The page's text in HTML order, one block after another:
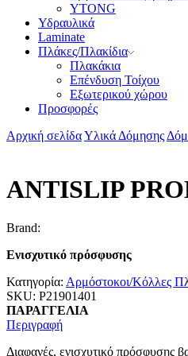
YTONG
Υδραυλικά
Laminate
Πλάκες/Πλακίδια
Πλακάκια
Επένδυση Τοίχου
Εξωτερικού χώρου
Προσφορές
Αρχική σελίδαΥλικά Δόμησης
ANTISLIP
Brand:
Ενισχυτικό πρόσφυσης
Κατηγορία: Αρμόστοκοι/Κόλλες
SKU: P21901401
ΠΑΡΑΓΓΕΛΙΑ
Περιγραφή
Διαφανές, ενισχυτικό πρόσφυσης